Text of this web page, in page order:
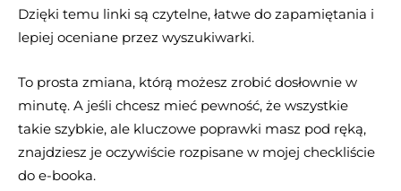
Dzięki temu linki są czytelne, łatwe do zapamiętania i
lepiej oceniane przez wyszukiwarki.
To prosta zmiana, którą możesz zrobić dosłownie w
minutę. A jeśli chcesz mieć pewność, że wszystkie
takie szybkie, ale kluczowe poprawki masz pod ręką,
znajdziesz je oczywiście rozpisane w mojej checkliście
do e-booka.